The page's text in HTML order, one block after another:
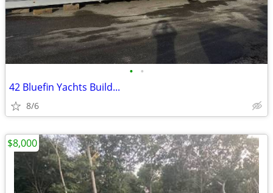
• •
42 Bluefin Yachts Build...
8/6
$8,000